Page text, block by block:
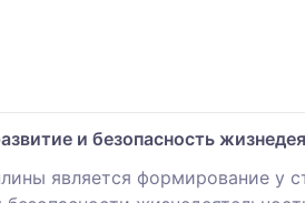
и безопасность
является формирование у